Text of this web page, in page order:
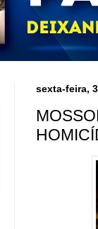
sexta-feira,